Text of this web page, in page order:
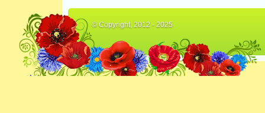
© Copyright, 2012 - 2025